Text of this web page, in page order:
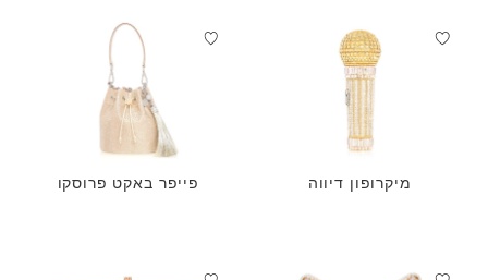
מיקרופון דיווה פייפר באקט פרוסקו